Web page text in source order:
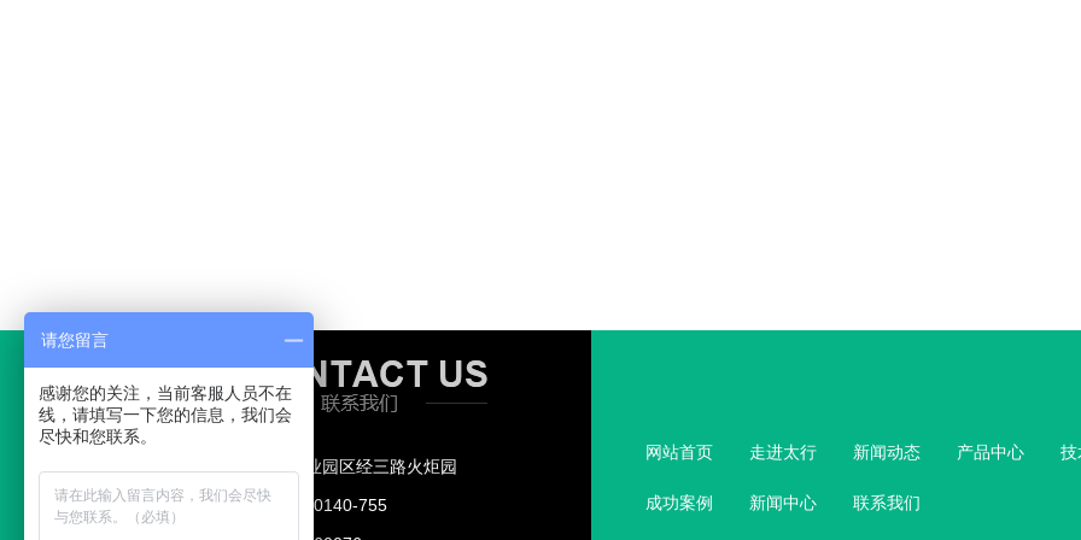
地址： 新乡工业园区经三路火炬园
400热线：400-0140-755
网站首页 走进太行 新闻动态 产品中心 技
成功案例 新闻中心 联系我们
请您留言
感谢您的关注，当前客服人员不在
线，请填写一下您的信息，我们会
尽快和您联系。